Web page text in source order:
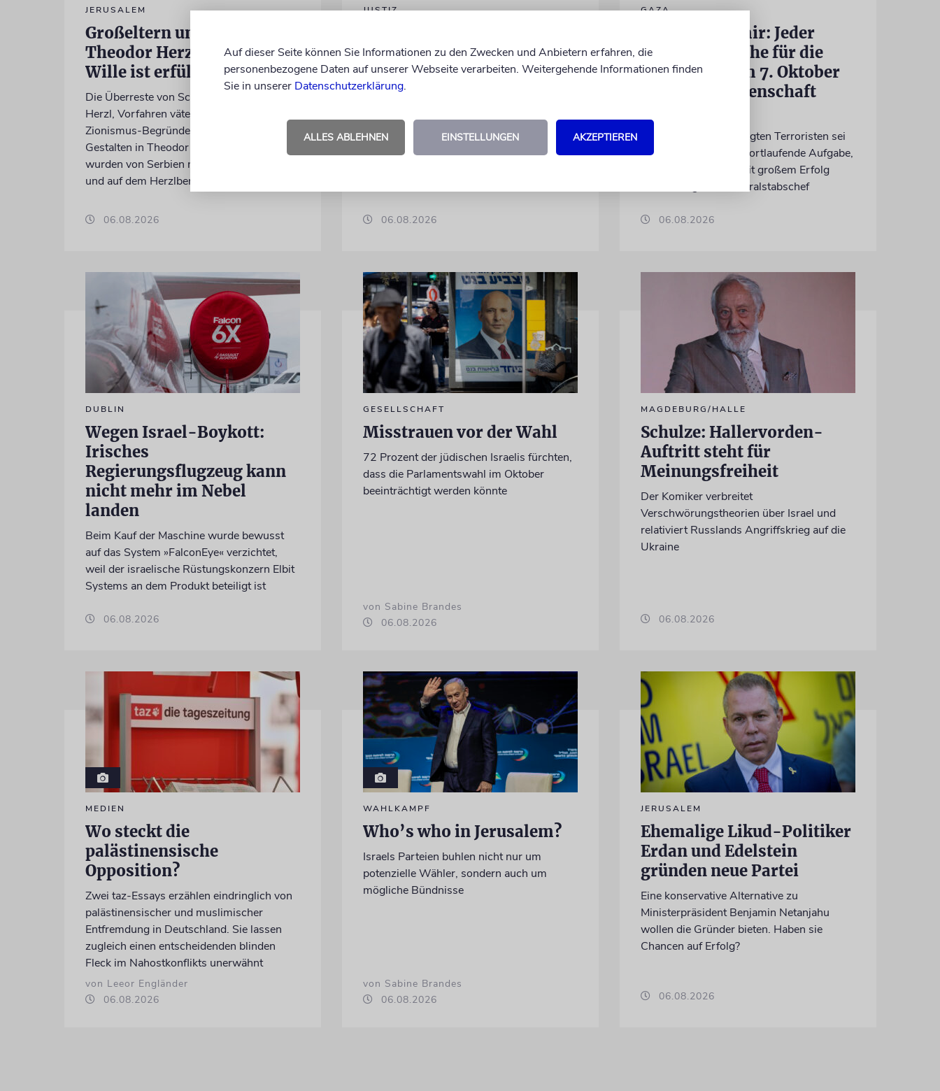
JERUSALEM
Großeltern umgebettet:
Theodor Herzls letzter
Wille ist erfüllt
Die Überreste von Schimon und Rikva
Herzl, Vorfahren väterlicherseits des
Zionismus-Begründers und prägende
Gestalten in Theodor Herzls Jugend,
wurden von Serbien nach Israel überführt
und auf dem Herzlberg beigesetzt
06.08.2026
JUSTIZ
Tötung eines
Palästinensers angeklagt
prämierten Film »No Other Land« beteiligt.
06.08.2026
GAZA
IDF-Chef Zamir: Jeder
Verantwortliche für die
Massaker vom 7. Oktober
wird zur Rechenschaft
Die Jagd auf die beteiligten Terroristen sei
»eine dauerhafte und fortlaufende Aufgabe,
die das Kommando mit großem Erfolg
erfüllt«, sagt der Generalstabschef
06.08.2026
DUBLIN
Wegen Israel-Boykott:
Irisches
Regierungsflugzeug kann
nicht mehr im Nebel
landen
Beim Kauf der Maschine wurde bewusst
auf das System »FalconEye« verzichtet,
weil der israelische Rüstungskonzern Elbit
Systems an dem Produkt beteiligt ist
06.08.2026
GESELLSCHAFT
Misstrauen vor der Wahl
72 Prozent der jüdischen Israelis fürchten,
dass die Parlamentswahl im Oktober
beeinträchtigt werden könnte
von Sabine Brandes
06.08.2026
MAGDEBURG/HALLE
Schulze: Hallervorden-
Auftritt steht für
Meinungsfreiheit
Der Komiker verbreitet
Verschwörungstheorien über Israel und
relativiert Russlands Angriffskrieg auf die
Ukraine
06.08.2026
MEDIEN
Wo steckt die
palästinensische
Opposition?
Zwei taz-Essays erzählen eindringlich von
palästinensischer und muslimischer
Entfremdung in Deutschland. Sie lassen
zugleich einen entscheidenden blinden
Fleck im Nahostkonflikts unerwähnt
von Leeor Engländer
06.08.2026
WAHLKAMPF
Who’s who in Jerusalem?
Israels Parteien buhlen nicht nur um
potenzielle Wähler, sondern auch um
mögliche Bündnisse
von Sabine Brandes
06.08.2026
JERUSALEM
Ehemalige Likud-Politiker
Erdan und Edelstein
gründen neue Partei
Eine konservative Alternative zu
Ministerpräsident Benjamin Netanjahu
wollen die Gründer bieten. Haben sie
Chancen auf Erfolg?
06.08.2026
Auf dieser Seite können Sie Informationen zu den Zwecken und Anbietern erfahren, die
personenbezogene Daten auf unserer Webseite verarbeiten. Weitergehende Informationen finden
Sie in unserer Datenschutzerklärung.
ALLES ABLEHNEN EINSTELLUNGEN AKZEPTIEREN